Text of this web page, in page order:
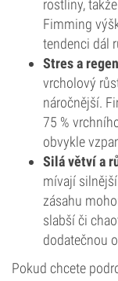
rostliny,
Fimming
tendenci dál
Stres a
vrcholový
náročnější.
75 %
obvykle
Silá větví a
mívají
zásahu
slabší či
dodatečnou
Pokud chcete